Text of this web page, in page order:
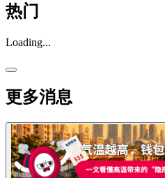
热门
Loading...
更多消息